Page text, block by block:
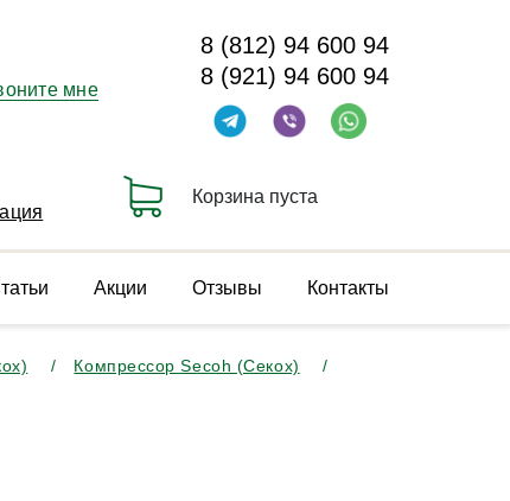
мне
8 (812) 94 600 94
8 (921) 94 600 94
Корзина пуста
Акции Отзывы Контакты
Компрессор Secoh (Секох)